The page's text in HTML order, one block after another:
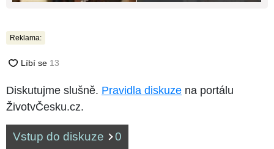
Reklama:
Diskutujme slušně. Pravidla diskuze na portálu
ŽivotvČesku.cz.
Vstup do diskuze 0